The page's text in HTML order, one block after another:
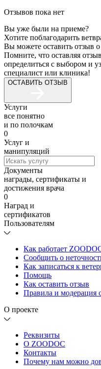
Отзывов пока нет
Вы уже были на приеме?
Хотите поблагодарить
Вы можете оставить отзыв о
Помните, что оставляя
определиться с выбором и
специалист или клиника!
ОСТАВИТЬ ОТЗЫВ
Услуги
все понятно
и по полочкам
0
Услуг и
манипуляций
Документы
награды, сертификаты и
достижения врача
0
Наград и
сертификатов
Пользователям
Как работает
Сообщить о
Как записаться к
Помощь
Как оставить отзыв
Правила и модерация
О проекте
Реквизиты
О ZOODOC
Контакты
Почему нам можно